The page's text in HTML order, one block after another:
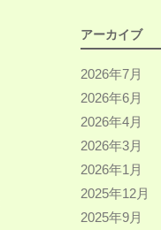
アーカイブ
2026年7月
2026年6月
2026年4月
2026年3月
2026年1月
2025年12月
2025年9月